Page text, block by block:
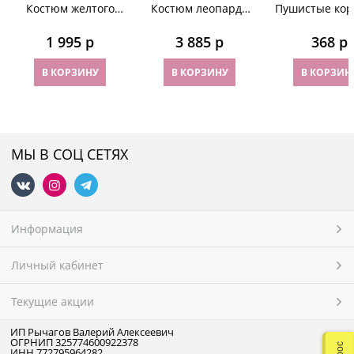
Костюм желтого
1 995 р
В КОРЗИНУ
Костюм леопарда
3 885 р
В КОРЗИНУ
Пушистые
пальцев
368 р
В
МЫ В СОЦ СЕТЯХ
Информация
Личный кабинет
Текущие акции
ИП Рычагов Валерий Алексеевич
ОГРНИП 325774600922378